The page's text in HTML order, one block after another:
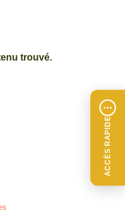
ACCÈS RAPIDE
trouvé.